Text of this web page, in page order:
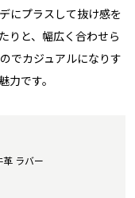
にプラスして抜け感を
りと、幅広く合わせら
でカジュアルになりす
です。
ラバー